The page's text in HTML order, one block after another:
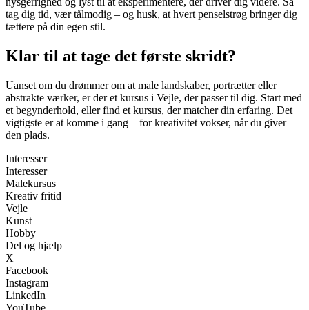
tag dig tid, vær tålmodig – og husk, at hvert penselstrøg bringer dig
tættere på din egen stil.
Klar til at tage det første skridt?
Uanset om du drømmer om at male landskaber, portrætter eller
abstrakte værker, er der et kursus i Vejle, der passer til dig. Start med
et begynderhold, eller find et kursus, der matcher din erfaring. Det
vigtigste er at komme i gang – for kreativitet vokser, når du giver
den plads.
Interesser
Interesser
Malekursus
Kreativ fritid
Vejle
Kunst
Hobby
Del og hjælp
X
Facebook
Instagram
LinkedIn
YouTube